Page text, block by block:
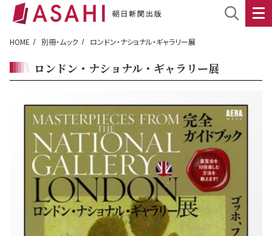
HOME 別冊・ムック ロンドン・ナショナル・ギャラリー展
ロンドン・ナショナル・ギャラリー展